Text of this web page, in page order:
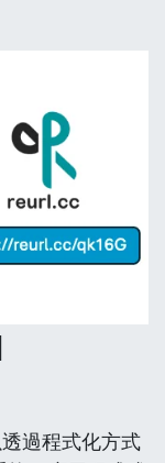
過程式化方式